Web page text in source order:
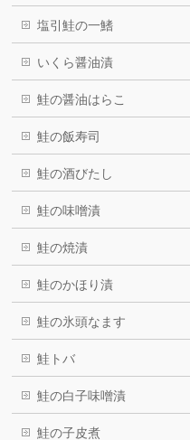
塩引鮭の一鰭
いくら醤油漬
鮭の醤油はらこ
鮭の飯寿司
鮭の酒びたし
鮭の味噌漬
鮭の焼漬
鮭のかほり漬
鮭の氷頭なます
鮭トバ
鮭の白子味噌漬
鮭の子皮煮